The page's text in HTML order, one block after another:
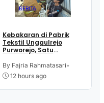
BERITA
Kebakaran di Pabrik
Tekstil Unggulrejo
Purworejo, Satu
Tulang, Petugas
Damkar Sesak Nafas
By Fajria Rahmatasari•
12 hours ago